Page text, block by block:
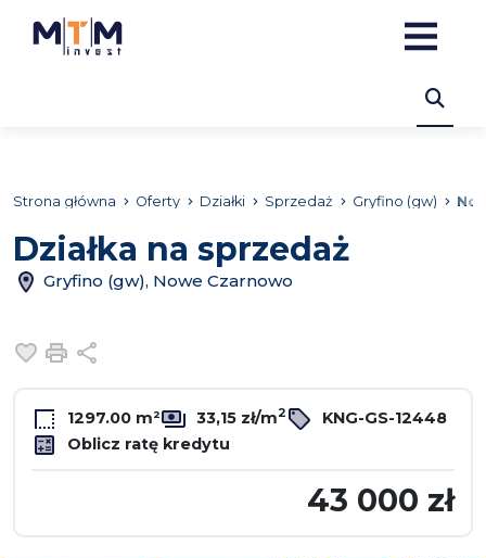
Strona główna Oferty Działki Sprzedaż Gryfino (gw)
Działka na sprzedaż
Gryfino (gw), Nowe Czarnowo
Dodaj do ulubionych
Drukuj
1297.00 m² 33,15 zł/m2
KNG-GS-12448
Oblicz ratę kredytu
43 000 zł